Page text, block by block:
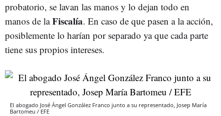
probatorio, se lavan las manos y lo dejan todo en
manos de laFiscalía. En caso de que pasen a la acción,
posiblemente lo harían por separado ya que cada parte
tiene sus propios intereses.
El abogado José Ángel González Franco junto a su representado, Josep María
Bartomeu / EFE